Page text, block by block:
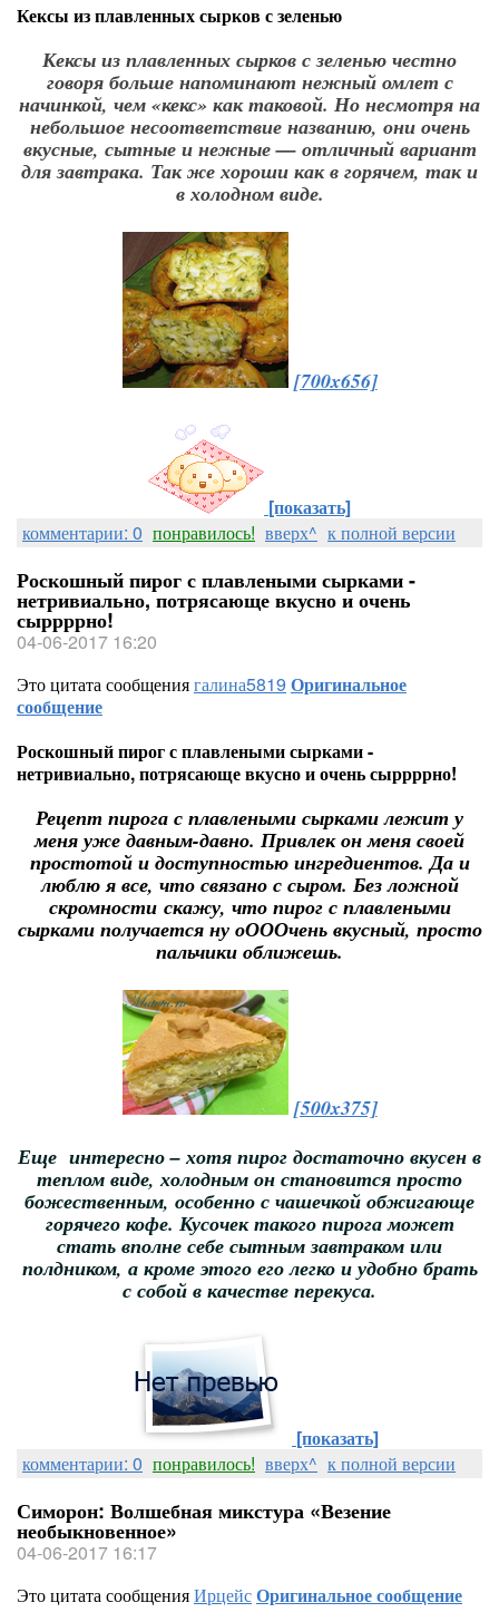
Кексы из плавленных сырков с зеленью
Кексы из плавленных сырков с зеленью честно
говоря больше напоминают нежный омлет с
начинкой, чем «кекс» как таковой. Но несмотря на
небольшое несоответствие названию, они очень
вкусные, сытные и нежные — отличный вариант
для завтрака. Так же хороши как в горячем, так и
в холодном виде.
[700x656]
[показать]
комментарии: 0 понравилось! вверх^ к полной версии
Роскошный пирог с плавлеными сырками -
нетривиально, потрясающе вкусно и очень
сыррррно!
04-06-2017 16:20
Это цитата сообщениягалина5819 Оригинальное
сообщение
Роскошный пирог с плавлеными сырками -
нетривиально, потрясающе вкусно и очень сыррррно!
Рецепт пирога с плавлеными сырками лежит у
меня уже давным-давно. Привлек он меня своей
простотой и доступностью ингредиентов. Да и
люблю я все, что связано с сыром. Без ложной
скромности скажу, что пирог с плавлеными
сырками получается ну оОООчень вкусный, просто
пальчики оближешь.
[500x375]
Еще интересно – хотя пирог достаточно вкусен в
теплом виде, холодным он становится просто
божественным, особенно с чашечкой обжигающе
горячего кофе. Кусочек такого пирога может
стать вполне себе сытным завтраком или
полдником, а кроме этого его легко и удобно брать
с собой в качестве перекуса.
[показать]
комментарии: 0 понравилось! вверх^ к полной версии
Симорон: Волшебная микстура «Везение
необыкновенное»
04-06-2017 16:17
Это цитата сообщенияИрцейсОригинальное сообщение